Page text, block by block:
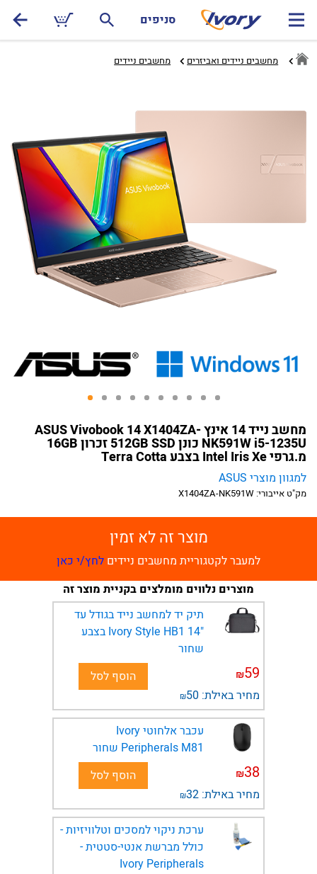
סניפים
מחשבים ניידים ואביזרים מחשבים ניידים‏
מחשב נייד 14 אינץ ASUS Vivobook 14 X1404ZA-
NK591W i5-1235U כונן 512GB SSD זכרון 16GB
מ.גרפי Intel Iris Xe בצבע Terra Cotta
למגוון מוצרי ASUS
מק"ט אייבורי: X1404ZA-NK591W
מוצר זה לא זמין
למעבר לקטגוריית מחשבים ניידים לחץ/י כאן
מוצרים נלווים מומלצים בקניית מוצר זה
תיק יד למחשב נייד בגודל עד
"14 Ivory Style HB1 בצבע
שחור
59
₪
מחיר באילת: 50
₪
הוסף לסל
עכבר אלחוטי Ivory
Peripherals M81 שחור
38
₪
מחיר באילת: 32
₪
הוסף לסל
ערכת ניקוי למסכים וטלוויזיות -
כולל מברשת אנטי-סטטית -
Ivory Peripherals